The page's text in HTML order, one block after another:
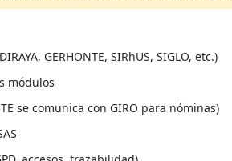
GERHONTE, SIRhUS, SIGLO, etc.)
módulos
se comunica con GIRO para nóminas)